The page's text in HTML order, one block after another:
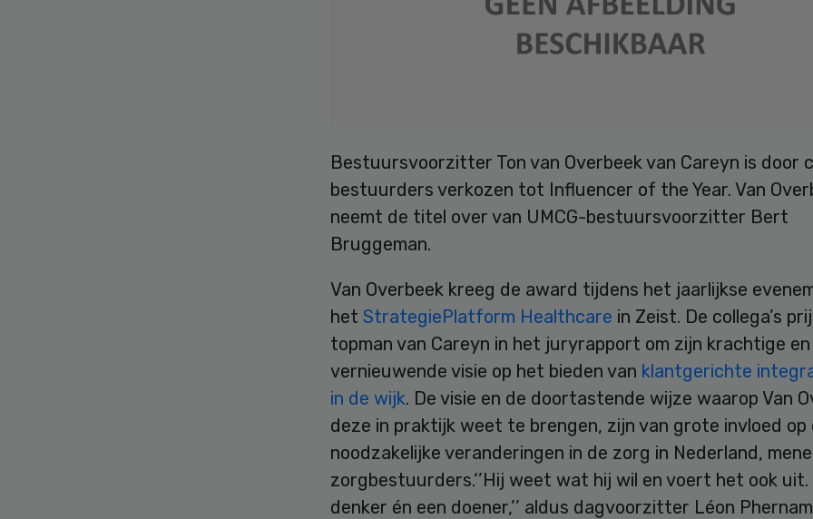
Bestuursvoorzitter Ton van Overbeek van Careyn is door
bestuurders verkozen tot Influencer of the Year. Van
neemt de titel over van UMCG-bestuursvoorzitter Bert
Bruggeman.
Van Overbeek kreeg de award tijdens het jaarlijkse
het StrategiePlatform Healthcare in Zeist. De collega’s
topman van Careyn in het juryrapport om zijn krachtige en
vernieuwende visie op het bieden van klantgerichte
in de wijk. De visie en de doortastende wijze waarop Van
deze in praktijk weet te brengen, zijn van grote invloed op
noodzakelijke veranderingen in de zorg in Nederland,
zorgbestuurders.‘’Hij weet wat hij wil en voert het ook uit.
denker én een doener,’’ aldus dagvoorzitter Léon